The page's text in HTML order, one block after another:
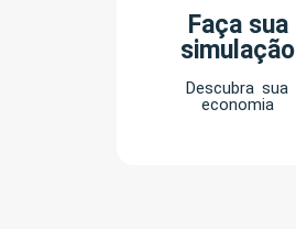
Faça sua
simulação
Descubra sua
economia